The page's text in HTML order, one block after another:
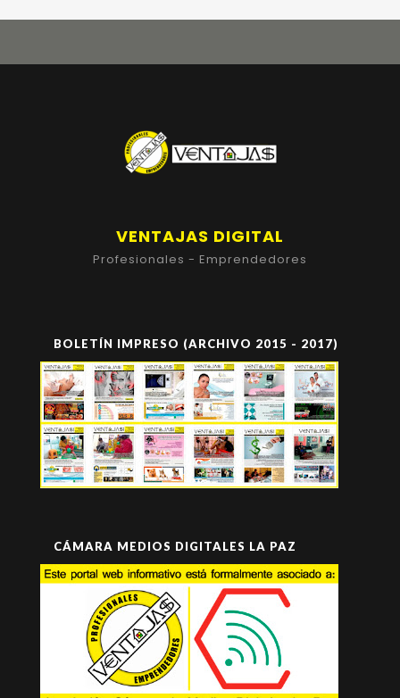
VENTAJAS DIGITAL
Profesionales - Emprendedores
BOLETÍN IMPRESO (ARCHIVO 2015 - 2017)
CÁMARA MEDIOS DIGITALES LA PAZ